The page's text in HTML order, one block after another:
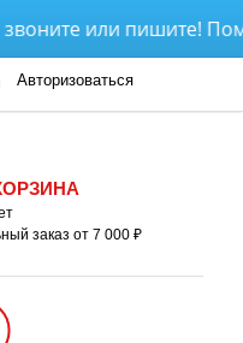
или пишите!
Авторизоваться
заказ от 7 000 ₽